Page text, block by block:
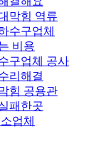
막힘 역류
수구업체
비용
구업체 공사
리해결
힘 공용관
패한곳
업체